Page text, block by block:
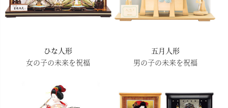
ひな人形
女の子の未来を祝福
五月人形
男の子の未来を祝福